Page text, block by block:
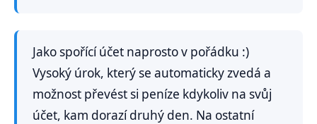
Jako spořící účet naprosto v pořádku :)
Vysoký úrok, který se automaticky zvedá a
možnost převést si peníze kdykoliv na svůj
účet, kam dorazí druhý den. Na ostatní